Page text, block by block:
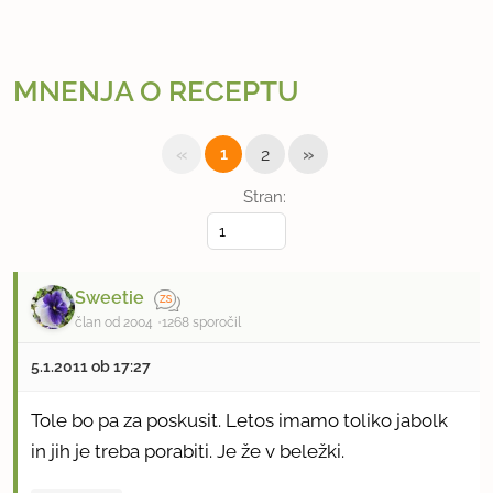
MNENJA O RECEPTU
Stran:
« 1 2 »
Sweetie
član od 2004 1268 sporočil
5.1.2011 ob 17:27
Tole bo pa za poskusit. Letos imamo toliko jabolk
in jih je treba porabiti. Je že v beležki.